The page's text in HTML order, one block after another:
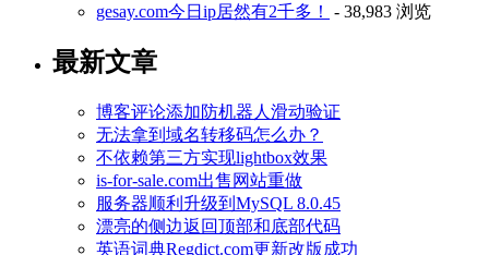
gesay.com今日ip居然有2千多！
- 38,983 浏览
最新文章
博客评论添加防机器人滑动验证
无法拿到域名转移码怎么办？
不依赖第三方实现lightbox效果
is-for-sale.com出售网站重做
服务器顺利升级到MySQL 8.0.45
漂亮的侧边返回顶部和底部代码
英语词典Regdict.com更新改版成功